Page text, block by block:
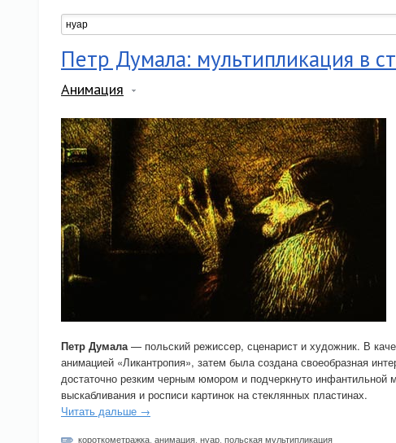
Петр Думала: мультипликация в
Анимация
Петр Думала— польский режиссер, сценарист и художник. В
анимацией «Ликантропия», затем была создана своеобразная
достаточно резким черным юмором и подчеркнуто инфантильной
выскабливания и росписи картинок на стеклянных пластинах.
Читать дальше →
короткометражка анимация нуар польская мультипликация